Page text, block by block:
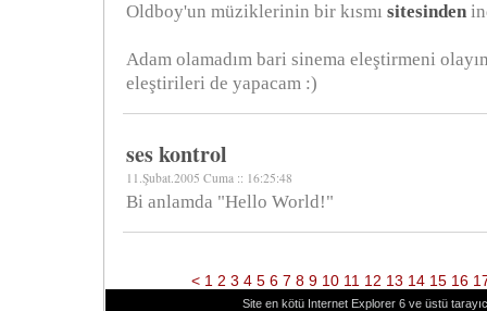
Oldboy'un müziklerinin bir kısmı sitesinden
Adam olamadım bari sinema eleştirmeni
eleştirileri de yapacam :)
ses kontrol
11.Şubat.2005 Cuma :: 16:25:48
Bi anlamda "Hello World!"
< 1 2 3 4 5 6 7 8 9 10 11 12 13 14 15 16
Site en kötü Internet Explorer 6 ve üstü